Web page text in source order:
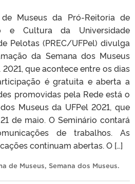
Museus da Pró-Reitoria de
e Cultura da Universidade
Pelotas (PREC/UFPel) divulga
da Semana dos Museus
2021, que acontece entre os dias
é gratuita e aberta a
promovidas pela Rede está o
Museus da UFPel 2021, que
de maio. O Seminário contará
de trabalhos. As
continuam abertas. O […]
de Museus, Semana dos Museus.